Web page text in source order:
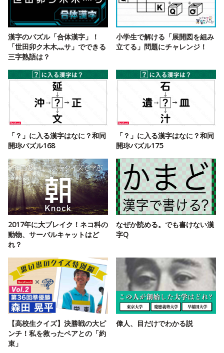
漢字のパズル「合体漢字」！
「世田卯ク木木灬サ」でできる
三字熟語は？
小学生で解ける「展開図を組み
立てる」問題にチャレンジ！
「？」に入る漢字はなに？和同
開珎パズル168
「？」に入る漢字はなに？和同
開珎パズル175
2017年に大ブレイク！ネコ科の
動物、サーバルキャットはど
れ？
なぜか読める。でも書けない漢
字Q
【高校生クイズ】決勝戦の大ピ
ンチ！私を救ったペアとの「約
束」
偉人、目だけでわかる説